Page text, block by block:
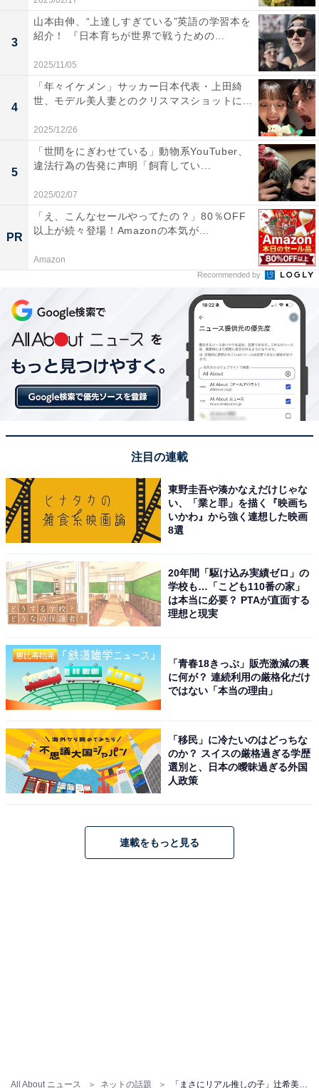
All About ニュース ネットの話題
3
山本由伸、“上達しすぎている”英語の学習本を
紹介！ 『日本育ちが世界で戦うための...
2025/11/05
4
「年々イケメン」サッカー日本代表・上田綺
世、モデル美人妻とのクリスマスショットに...
2025/12/26
5
「世間をにぎわせている」動物系YouTuber、
違法行為の告発に声明「飼育してい...
2025/02/07
PR
「え、こんなセールやってたの？」80％OFF
以上が続々登場！Amazonの本気が...
Amazon
Recommended by
注目の連載
東野圭吾や湊かなえだけじゃな
い、「業と罪」を描く『映画ち
いかわ』から強く連想した映画
8選
20年間「駆け込み実績ゼロ」の
学校も…「こども110番の家」
は本当に必要？ PTAが直面する
理想と現実
「青春18きっぷ」販売激減の裏
に何が？ 連続利用の厳格化だけ
ではない「本当の理由」
「移民」に冷たいのはどっちな
のか？ スイスの厳格過ぎる学歴
選別と、日本の曖昧過ぎる外国
人政策
連載をもっと見る